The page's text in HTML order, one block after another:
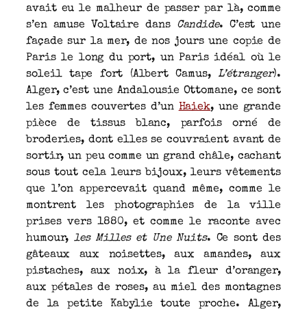
avait eu le malheur de passer par là, comme
s’en amuse Voltaire dans Candide. C’est une
façade sur la mer, de nos jours une copie de
Paris le long du port, un Paris idéal où le
soleil tape fort (Albert Camus, L’étranger).
Alger, c’est une Andalousie Ottomane, ce sont
les femmes couvertes d’un Haiek, une grande
pièce de tissus blanc, parfois orné de
broderies, dont elles se couvraient avant de
sortir, un peu comme un grand châle, cachant
sous tout cela leurs bijoux, leurs vêtements
que l’on appercevait quand même, comme le
montrent les photographies de la ville
prises vers 1880, et comme le raconte avec
humour, les Milles et Une Nuits. Ce sont des
gâteaux aux noisettes, aux amandes, aux
pistaches, aux noix, à la fleur d’oranger,
aux pétales de roses, au miel des montagnes
de la petite Kabylie toute proche. Alger,